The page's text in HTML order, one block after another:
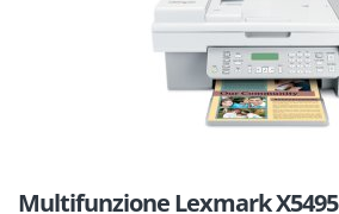
Multifunzione Lexmark X5495